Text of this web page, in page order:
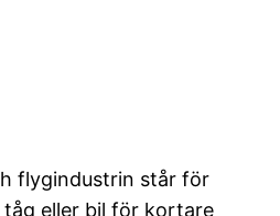
flygindustrin står för
tåg eller bil för kortare